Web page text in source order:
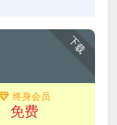
下载
终身会员
免费